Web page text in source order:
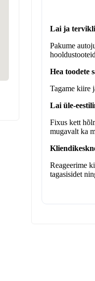
Lai ja
Pakume
Hea toodete
Tagame kiire
Lai üle-
Fixus kett
mugavalt ka
Reageerime
tagasisidet